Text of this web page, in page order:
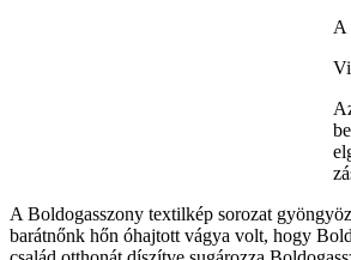
A
A Boldogasszony textilkép sorozat
barátnőnk hőn óhajtott vágya volt, hogy